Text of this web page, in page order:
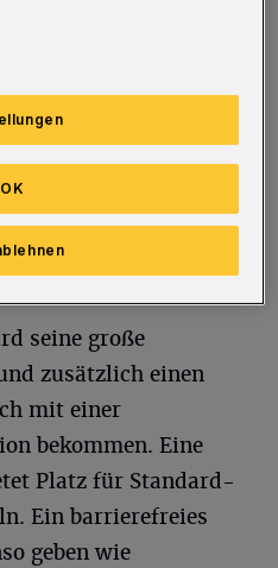
mit seiner großen
großen Bäumen nach
den Kindern erfragt
worden.
seine große
zusätzlich einen
mit einer
bekommen. Eine
Platz für Standard-
Ein barrierefreies
geben wie
OK